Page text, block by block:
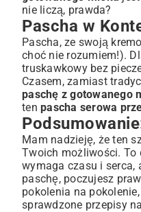
nie liczą, prawda?
Pascha w
Pascha, ze swoją
choć nie rozumiem!).
truskawkowy bez
Czasem, zamiast
paschę z gotowanego
ten pascha serowa
Mam nadzieję, że ten
Twoich możliwości. To
wymaga czasu i serca,
paschę, poczujesz
pokolenia na
sprawdzone przepisy